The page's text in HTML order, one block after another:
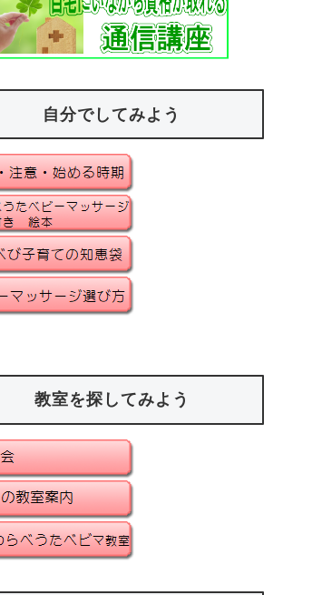
自分でしてみよう
教室を探してみよう